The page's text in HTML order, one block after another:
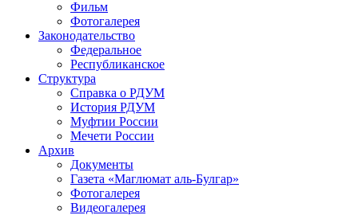
Фильм
Фотогалерея
Законодательство
Федеральное
Республиканское
Структура
Справка о РДУМ
История РДУМ
Муфтии России
Мечети России
Архив
Документы
Газета «Маглюмат аль-Булгар»
Фотогалерея
Видеогалерея